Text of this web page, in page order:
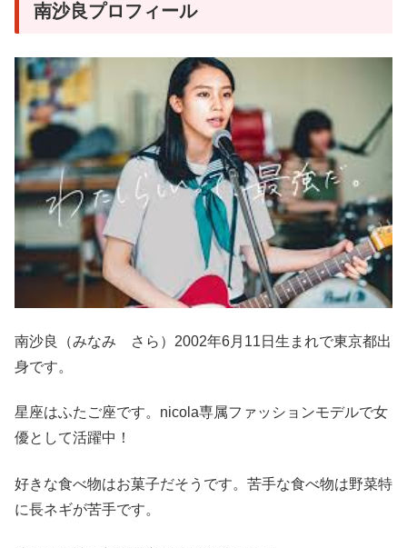
南沙良プロフィール
南沙良（みなみ さら）2002年6月11日生まれで東京都出
身です。
星座はふたご座です。nicola専属ファッションモデルで女
優として活躍中！
好きな食べ物はお菓子だそうです。苦手な食べ物は野菜特
に長ネギが苦手です。